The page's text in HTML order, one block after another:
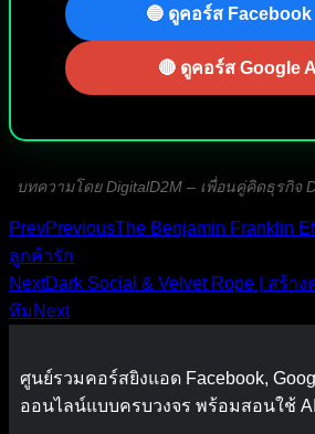
🔵 ดูคอร์ส
🔴 ดูคอร์ส Google
บทความโดย DigitalD2M – เพื่อนคู่คิดธุรกิจ
PrevPreviousThe Benjamin Franklin
ลูกค้ารัก
NextDark Social & Velvet Rope | สร้า
ทึม Next
ศูนย์รวมคอร์สยิงแอด Facebook,
ออนไลน์แบบครบวงจร พร้อมสอนใช้